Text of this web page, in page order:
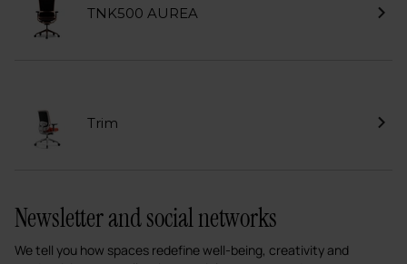
TNK500 AUREA
Trim
Newsletter and social networks
We tell you how spaces redefine well-being, creativity and